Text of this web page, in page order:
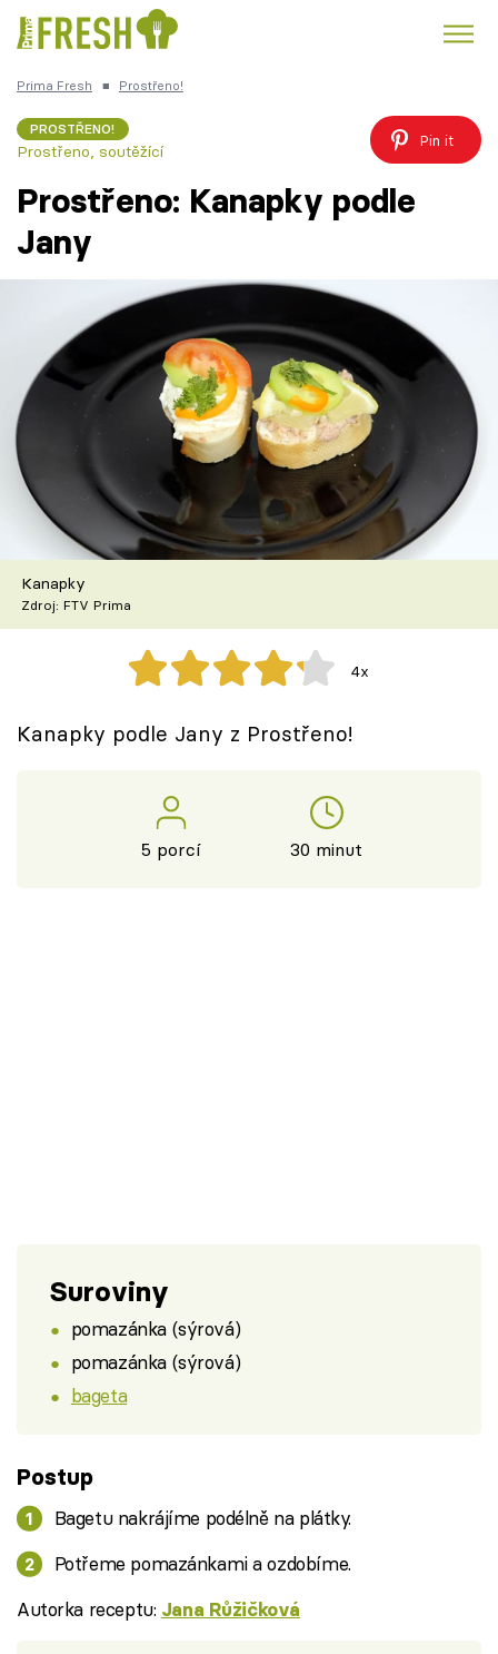
Česká kuchyně
Témata
Recepty
Články
Škola vaření
Recepty z TV
Speciál: Cuketa
Těhotnej kuchař
Sledujte prima+
Prima Fresh ■ Prostřeno!
PROSTŘENO!
Prostřeno, soutěžící
Pin it
Prostřeno: Kanapky podle
Jany
Kanapky
Zdroj: FTV Prima
4x
Kanapky podle Jany z Prostřeno!
5 porcí 30 minut
Suroviny
pomazánka (sýrová)
pomazánka (sýrová)
bageta
Postup
Bagetu nakrájíme podélně na plátky.
Potřeme pomazánkami a ozdobíme.
Autorka receptu: Jana Růžičková